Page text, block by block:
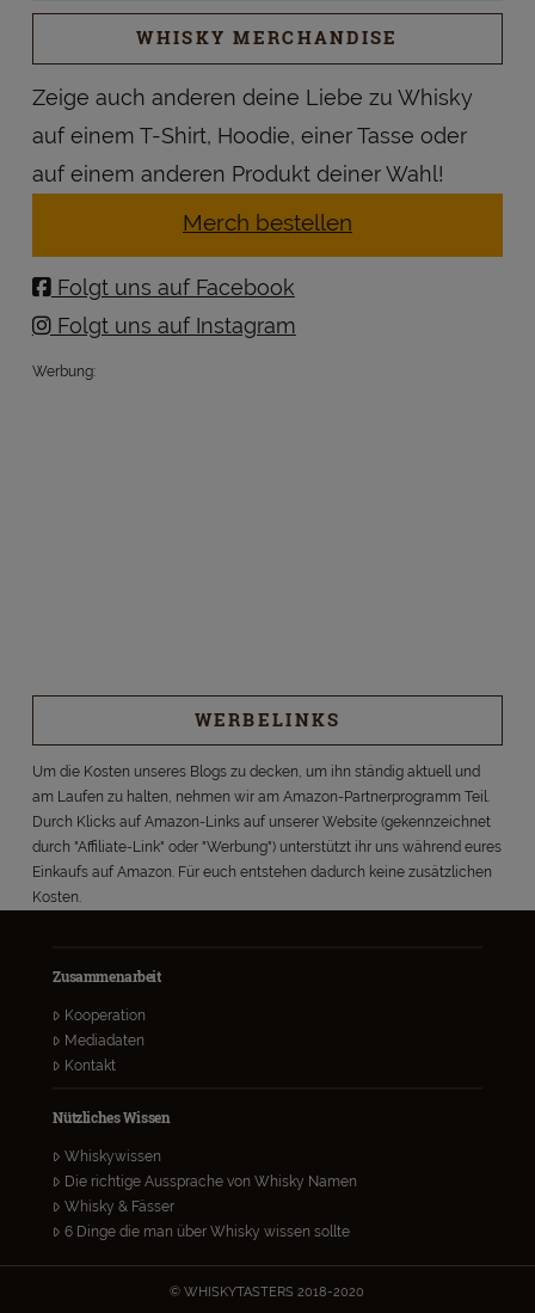
WHISKY MERCHANDISE
Zeige auch anderen deine Liebe zu Whisky
auf einem T-Shirt, Hoodie, einer Tasse oder
auf einem anderen Produkt deiner Wahl!
Merch bestellen
Folgt uns auf Facebook
Folgt uns auf Instagram
Werbung:
WERBELINKS
Um die Kosten unseres Blogs zu decken, um ihn ständig aktuell und
am Laufen zu halten, nehmen wir am Amazon-Partnerprogramm Teil.
Durch Klicks auf Amazon-Links auf unserer Website (gekennzeichnet
durch "Affiliate-Link" oder "Werbung") unterstützt ihr uns während eures
Einkaufs auf Amazon. Für euch entstehen dadurch keine zusätzlichen
Kosten.
Zusammenarbeit
Kooperation
Mediadaten
Kontakt
Nützliches Wissen
Whiskywissen
Die richtige Aussprache von Whisky Namen
Whisky & Fässer
6 Dinge die man über Whisky wissen sollte
© WHISKYTASTERS 2018-2020